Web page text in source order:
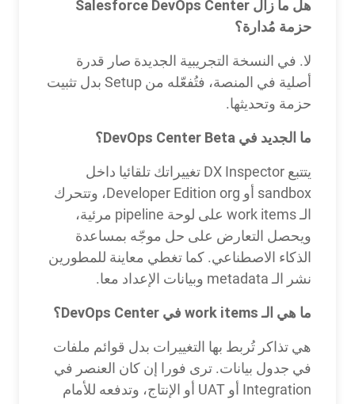
هل ما زال Salesforce DevOps Center
حزمة مُدارة؟
لا. في النسخة التجريبية الجديدة صار قدرة
أصلية في المنصة، فتُفعّله من Setup بدل تثبيت
حزمة وتحديثها.
ما الجديد في DevOps Center Beta؟
يتتبع DX Inspector تغييراتك تلقائيا داخل
sandbox أو Developer Edition org، وتتحرك
الـ work items على لوحة pipeline مرئية،
ويحصل التعارض على حل موجّه بمساعدة
الذكاء الاصطناعي. كما تغطي معاينة للمطورين
نشر الـ metadata وبيانات الإعداد معا.
ما هي الـ work items في DevOps Center؟
هي تذاكر تُربط بها التغييرات بدل قوائم ملفات
في جدول بيانات. ترى فورا إن كان العنصر في
Integration أو UAT أو الإنتاج، وتدفعه للأمام